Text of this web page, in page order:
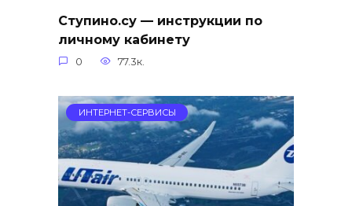
Ступино.су — инструкции по
личному кабинету
0 77.3к.
ИНТЕРНЕТ-СЕРВИСЫ